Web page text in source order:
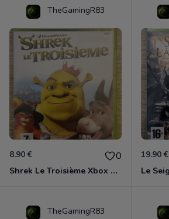
TheGamingR83
8.90 € 0
Shrek Le Troisième Xbox 360
19.90 €
TheGamingR83